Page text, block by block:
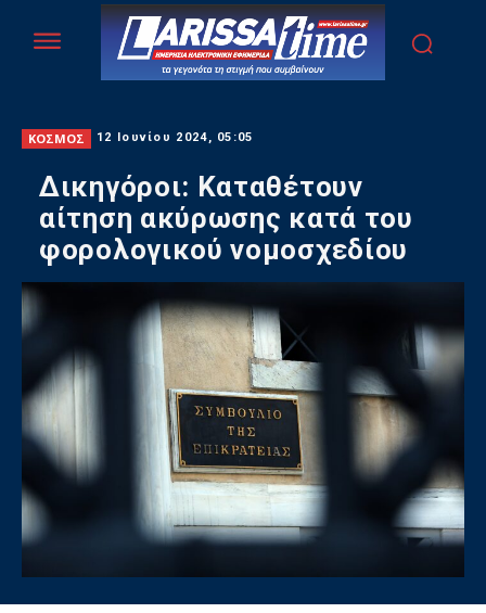
ΚΟΣΜΟΣ 12 Ιουνίου 2024, 05:05
Δικηγόροι: Καταθέτουν
αίτηση ακύρωσης κατά του
φορολογικού νομοσχεδίου